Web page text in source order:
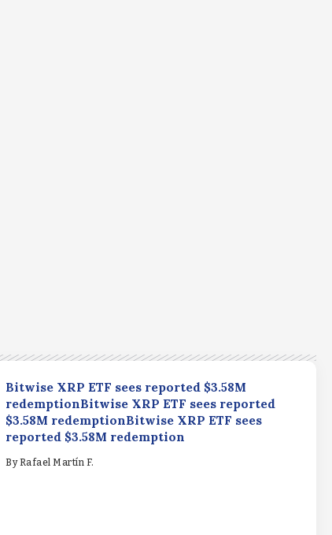
Bitwise XRP ETF sees reported $3.58M
redemptionBitwise XRP ETF sees reported
$3.58M redemptionBitwise XRP ETF sees
reported $3.58M redemption
ByRafael Martín F.